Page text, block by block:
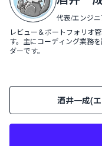
代表/エンジニ
レビュー＆ポートフォリオ
す。主にコーディング業務
ダーです。
酒井一成(